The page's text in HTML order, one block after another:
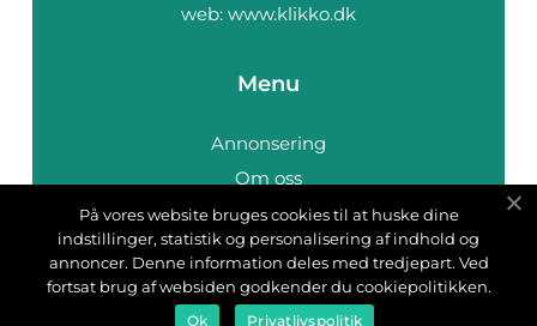
web: www.klikko.dk
Menu
Annonsering
Om oss
Cookies
Kontakta oss
Sitemap
På vores website bruges cookies til at huske dine
indstillinger, statistik og personalisering af indhold og
annoncer. Denne information deles med tredjepart. Ved
fortsat brug af websiden godkender du cookiepolitikken.
Ok Privatlivspolitik